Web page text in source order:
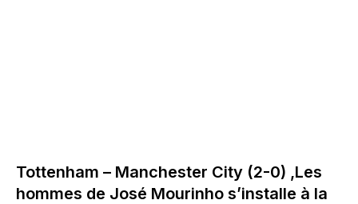
Tottenham – Manchester City (2-0) ,Les
hommes de José Mourinho s’installe à la